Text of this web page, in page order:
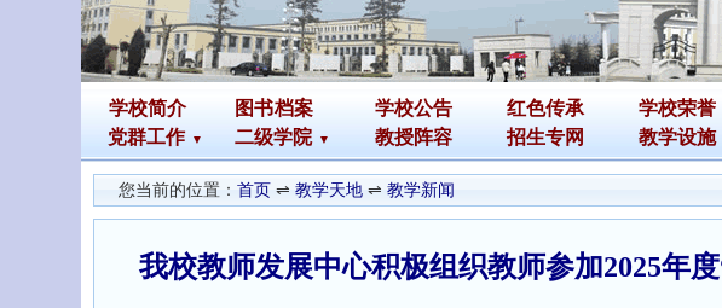
学校简介 图书档案 学校公告 红色传承 学校荣誉
党群工作
二级学院 教授阵容 招生专网 教学设施
您当前的位置： 首页 ⇌ 教学天地 ⇌ 教学新闻
我校教师发展中心积极组织教师参加2025年